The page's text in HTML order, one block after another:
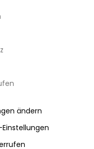
ändern